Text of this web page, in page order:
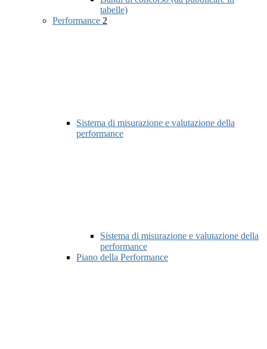
tabelle)
Performance 2
Sistema di misurazione e valutazione della
performance
Sistema di misurazione e valutazione della
performance
Piano della Performance